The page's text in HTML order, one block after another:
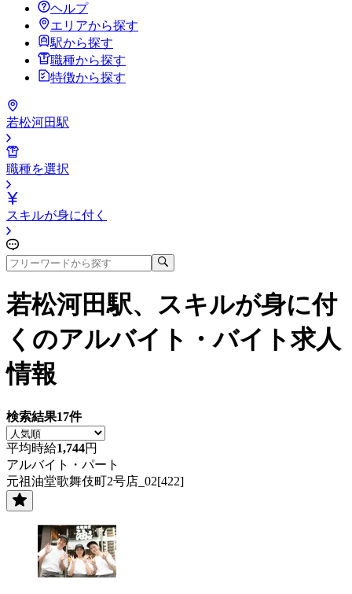
ヘルプ
エリアから探す
駅から探す
職種から探す
特徴から探す
若松河田駅
職種を選択
スキルが身に付く
若松河田駅、スキルが身に付
く のアルバイト・バイト求人
情報
検索結果17件
平均時給1,744円
アルバイト・パート
元祖油堂歌舞伎町2号店_02[422]